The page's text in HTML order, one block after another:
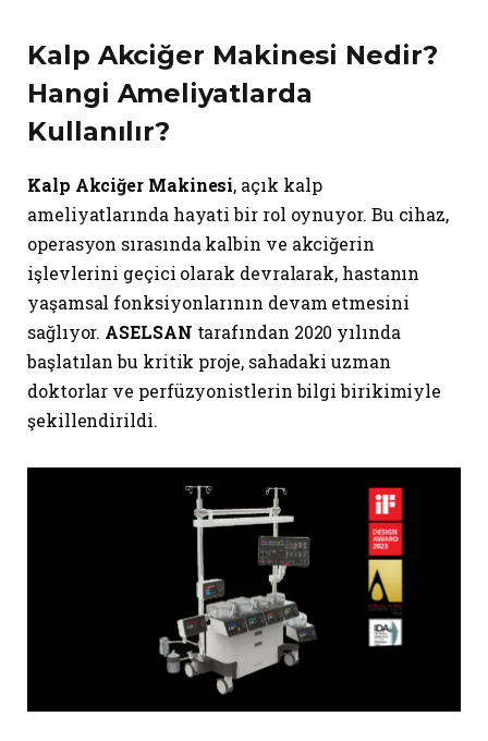
Kalp Akciğer Makinesi Nedir?
Hangi Ameliyatlarda
Kullanılır?
Kalp Akciğer Makinesi, açık kalp
ameliyatlarında hayati bir rol oynuyor. Bu cihaz,
operasyon sırasında kalbin ve akciğerin
işlevlerini geçici olarak devralarak, hastanın
yaşamsal fonksiyonlarının devam etmesini
sağlıyor. ASELSAN tarafından 2020 yılında
başlatılan bu kritik proje, sahadaki uzman
doktorlar ve perfüzyonistlerin bilgi birikimiyle
şekillendirildi.